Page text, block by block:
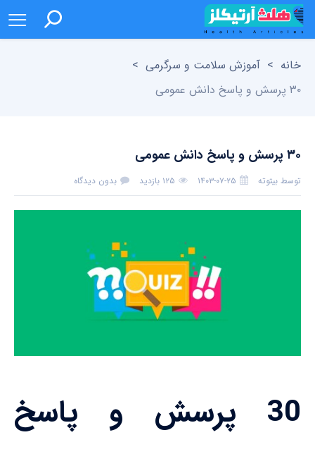
خانه > آموزش سلامت و سرگرمی >
۳۰ پرسش و پاسخ دانش عمومی
۳۰ پرسش و پاسخ دانش عمومی
توسط بیتوته ۱۴۰۳-۰۷-۲۵ ۱۲۵ بازدید بدون دیدگاه
30 پرسش و پاسخ